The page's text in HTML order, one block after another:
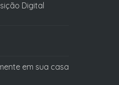
Digital
em sua casa